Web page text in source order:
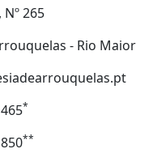
265
- Rio Maior
*
**